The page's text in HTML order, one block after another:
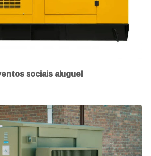
sociais aluguel